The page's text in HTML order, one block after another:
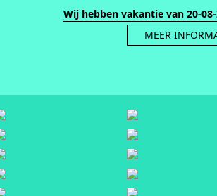
Wij hebben vakantie van 20-
MEER